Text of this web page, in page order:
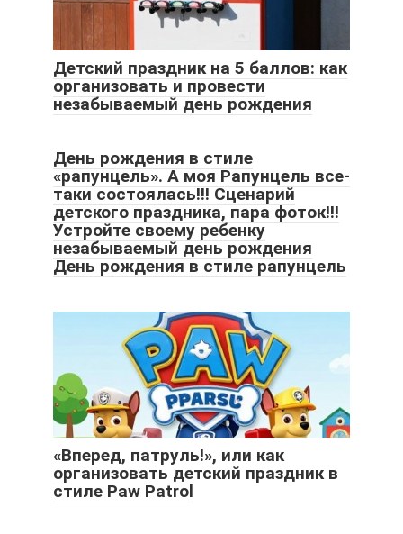
Детский праздник на 5 баллов: как
организовать и провести
незабываемый день рождения
День рождения в стиле
«рапунцель». А моя Рапунцель все-
таки состоялась!!! Сценарий
детского праздника, пара фоток!!!
Устройте своему ребенку
незабываемый день рождения
День рождения в стиле рапунцель
«Вперед, патруль!», или как
организовать детский праздник в
стиле Paw Patrol